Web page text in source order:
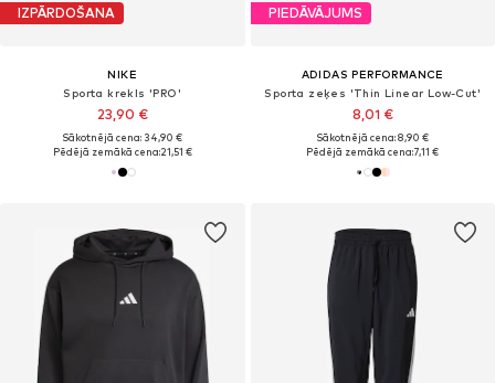
IZPĀRDOŠANA
NIKE
Sporta krekls 'PRO'
23,90 €
Sākotnējā cena: 34,90 €
Pēdējā zemākā cena:21,51 €
PIEDĀVĀJUMS
ADIDAS PERFORMANCE
Sporta zeķes 'Thin Linear Low-Cut'
8,01 €
Sākotnējā cena: 8,90 €
Pēdējā zemākā cena:7,11 €